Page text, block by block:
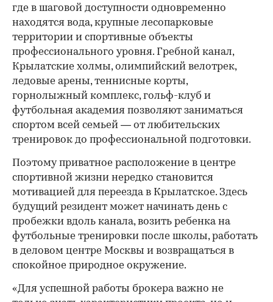
где в шаговой доступности одновременно
находятся вода, крупные лесопарковые
территории и спортивные объекты
профессионального уровня. Гребной канал,
Крылатские холмы, олимпийский велотрек,
ледовые арены, теннисные корты,
горнолыжный комплекс, гольф-клуб и
футбольная академия позволяют заниматься
спортом всей семьей — от любительских
тренировок до профессиональной подготовки.
Поэтому приватное расположение в центре
спортивной жизни нередко становится
мотивацией для переезда в Крылатское. Здесь
будущий резидент может начинать день с
пробежки вдоль канала, возить ребенка на
футбольные тренировки после школы, работать
в деловом центре Москвы и возвращаться в
спокойное природное окружение.
«Для успешной работы брокера важно не